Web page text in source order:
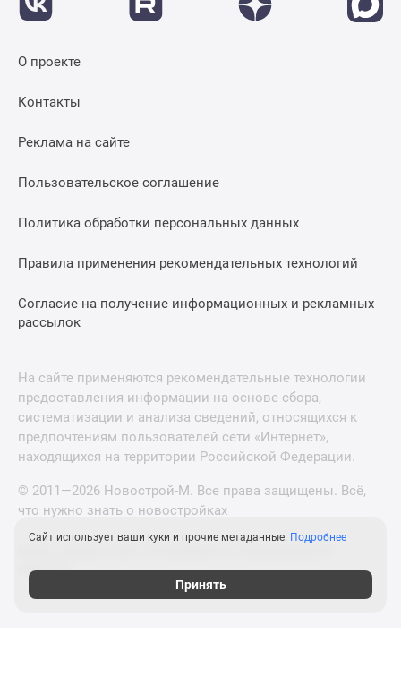
О проекте
Контакты
Реклама на сайте
Пользовательское соглашение
Политика обработки персональных данных
Правила применения рекомендательных технологий
Согласие на получение информационных и рекламных
рассылок
На сайте применяются рекомендательные технологии
предоставления информации на основе сбора,
систематизации и анализа сведений, относящихся к
предпочтениям пользователей сети «Интернет»,
находящихся на территории Российской Федерации.
© 2011—2026 Новострой-М. Все права защищены. Всё,
что нужно знать о новостройках
области
Сайт использует ваши куки и прочие метаданные. Подробнее
Принять